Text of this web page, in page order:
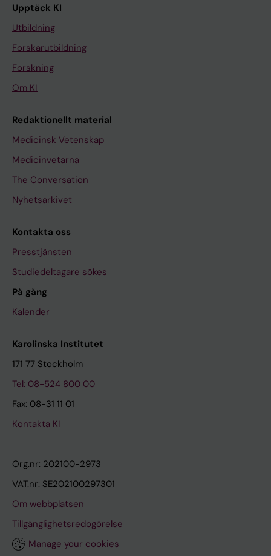
Upptäck KI
Utbildning
Forskarutbildning
Forskning
Om KI
Redaktionellt material
Medicinsk Vetenskap
Medicinvetarna
The Conversation
Nyhetsarkivet
Kontakta oss
Presstjänsten
Studiedeltagare sökes
På gång
Kalender
Karolinska Institutet
171 77 Stockholm
Tel: 08-524 800 00
Fax: 08-31 11 01
Kontakta KI
Org.nr: 202100-2973
VAT.nr: SE202100297301
Om webbplatsen
Tillgänglighetsredogörelse
Manage your cookies